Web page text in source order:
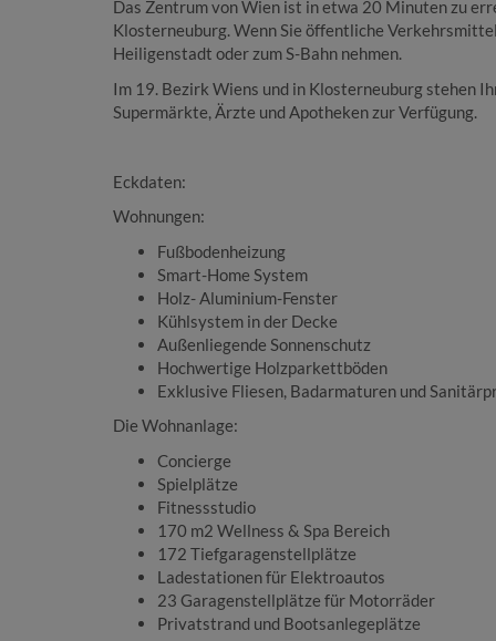
Das Zentrum von Wien ist in etwa 20 Minuten zu
Klosterneuburg. Wenn Sie öffentliche
Heiligenstadt oder zum S-Bahn nehmen.
Im 19. Bezirk Wiens und in Klosterneuburg stehen
Supermärkte, Ärzte und Apotheken zur Verfügung.
Eckdaten:
Wohnungen:
Fußbodenheizung
Smart-Home System
Holz- Aluminium-Fenster
Kühlsystem in der Decke
Außenliegende Sonnenschutz
Hochwertige Holzparkettböden
Exklusive Fliesen, Badarmaturen und
Die Wohnanlage:
Concierge
Spielplätze
Fitnessstudio
170 m2 Wellness & Spa Bereich
172 Tiefgaragenstellplätze
Ladestationen für Elektroautos
23 Garagenstellplätze für Motorräder
Privatstrand und Bootsanlegeplätze